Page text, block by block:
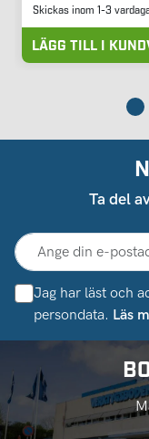
Skickas inom 1-3
LÄGG TILL I
Ta del
Jag har läst och
persondata. Läs